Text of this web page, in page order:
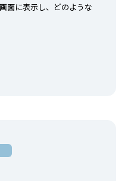
面に表示し、どのような